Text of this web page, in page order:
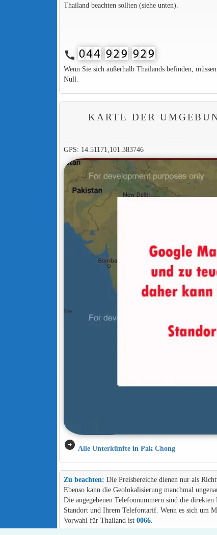
Thailand beachten sollten (siehe unten).
call
Wenn Sie sich außerhalb Thailands befinden,
Null.
KARTE DER
GPS: 14.51171,101.383746
arrow_circle_right Alle Unterkünfte in Pak Chong
Zu beachten: Die Preisbereiche dienen nur als
Ebenso kann die Geolokalisierung manchmal
Die angegebenen Telefonnummern sind die
Standort und Ihrem Telefontarif. Wenn es sich um
Vorwahl für Thailand ist 0066.